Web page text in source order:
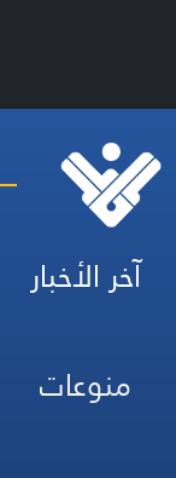
آخر الأخبار
منوعات